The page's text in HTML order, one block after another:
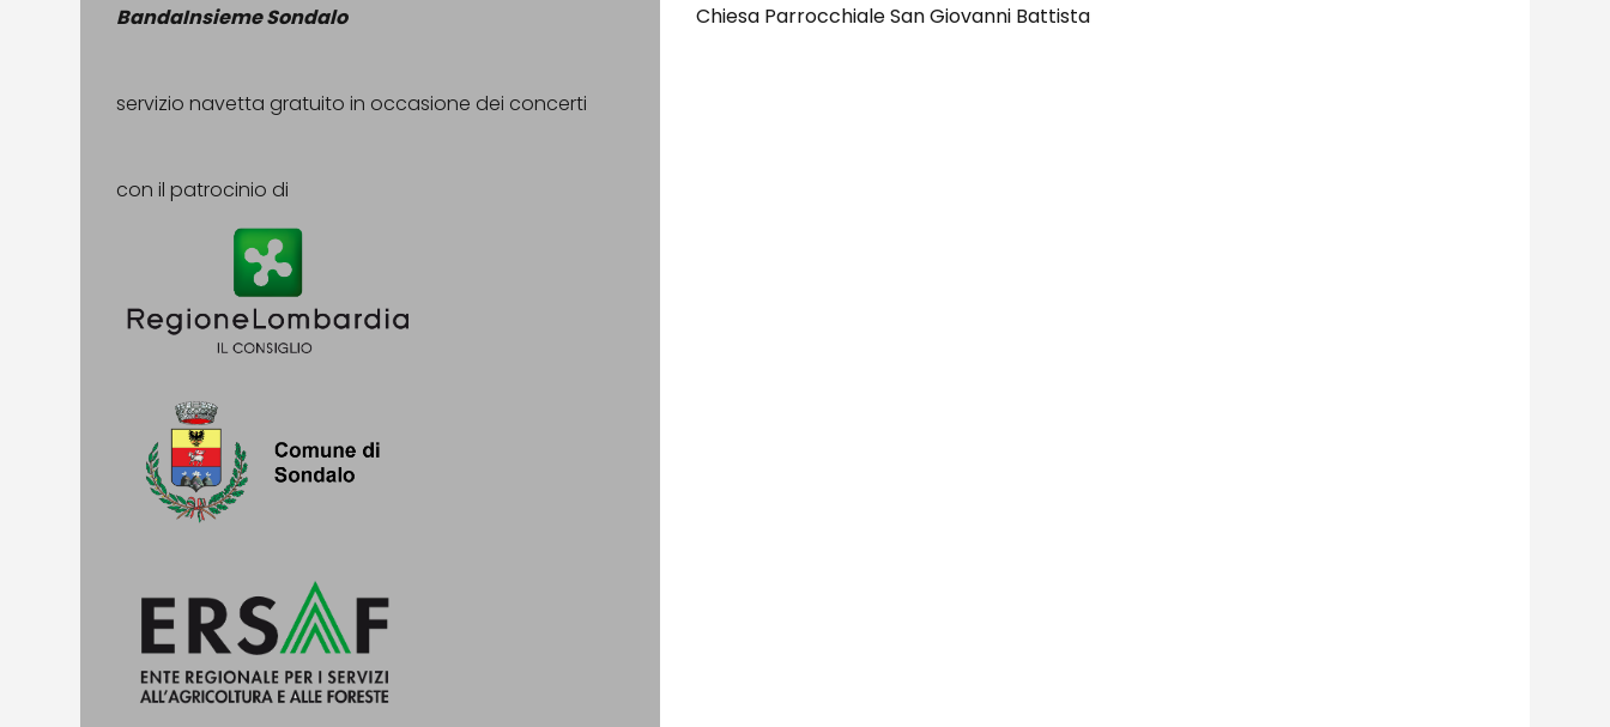
BandaInsieme Sondalo
servizio navetta gratuito in occasione dei concerti
con il patrocinio di
Chiesa Parrocchiale San Giovanni Battista